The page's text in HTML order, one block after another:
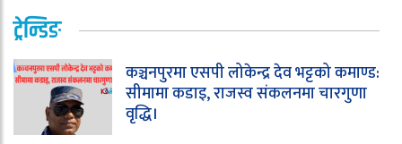
ट्रेन्डिङ
कञ्चनपुरमा एसपी लोकेन्द्र देव भट्टको कमाण्ड:
सीमामा कडाइ, राजस्व संकलनमा चारगुणा
वृद्धि।